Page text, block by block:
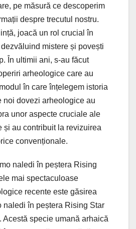
pe măsură ce descoperim
despre trecutul nostru.
joacă un rol crucial în
mistere și povești
În ultimii ani, s-au făcut
arheologice care au
în care înțelegem istoria
noi dovezi arheologice au
unor aspecte cruciale ale
și au contribuit la revizuirea
convenționale.
naledi în peștera Rising
mai spectaculoase
recente este găsirea
naledi în peștera Rising Star
Acestă specie umană arhaică